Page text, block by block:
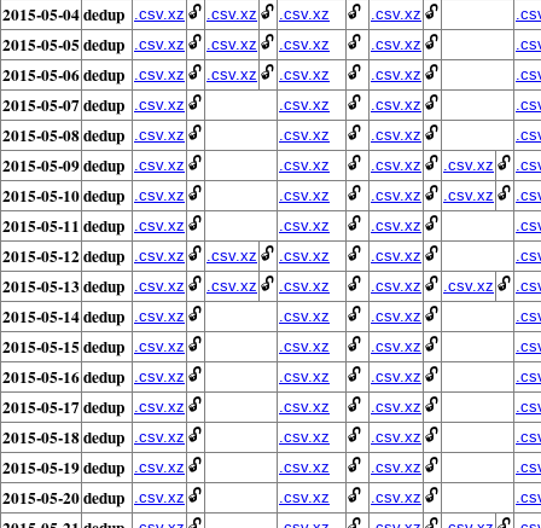
2015-05-04dedup .csv.xz 🔓 .csv.xz 🔓 .csv.xz 🔓 .csv.xz 🔓
2015-05-05 dedup .csv.xz 🔓 .csv.xz 🔓 .csv.xz 🔓 .csv.xz 🔓
2015-05-06dedup .csv.xz 🔓 .csv.xz 🔓 .csv.xz 🔓 .csv.xz 🔓
2015-05-07dedup .csv.xz 🔓 .csv.xz 🔓 .csv.xz 🔓
2015-05-08dedup .csv.xz 🔓 .csv.xz 🔓 .csv.xz 🔓
2015-05-09dedup .csv.xz 🔓 .csv.xz 🔓 .csv.xz 🔓 .csv.xz 🔓
2015-05-10dedup .csv.xz 🔓 .csv.xz 🔓 .csv.xz 🔓 .csv.xz 🔓
2015-05-11 dedup .csv.xz 🔓 .csv.xz 🔓 .csv.xz 🔓
2015-05-12dedup .csv.xz 🔓 .csv.xz 🔓 .csv.xz 🔓 .csv.xz 🔓
2015-05-13dedup .csv.xz 🔓 .csv.xz 🔓 .csv.xz 🔓 .csv.xz 🔓 .csv.xz 🔓
2015-05-14dedup .csv.xz 🔓 .csv.xz 🔓 .csv.xz 🔓
2015-05-15 dedup .csv.xz 🔓 .csv.xz 🔓 .csv.xz 🔓
2015-05-16dedup .csv.xz 🔓 .csv.xz 🔓 .csv.xz 🔓
2015-05-17dedup .csv.xz 🔓 .csv.xz 🔓 .csv.xz 🔓
2015-05-18dedup .csv.xz 🔓 .csv.xz 🔓 .csv.xz 🔓
2015-05-19dedup .csv.xz 🔓 .csv.xz 🔓 .csv.xz 🔓
2015-05-20dedup .csv.xz 🔓 .csv.xz 🔓 .csv.xz 🔓